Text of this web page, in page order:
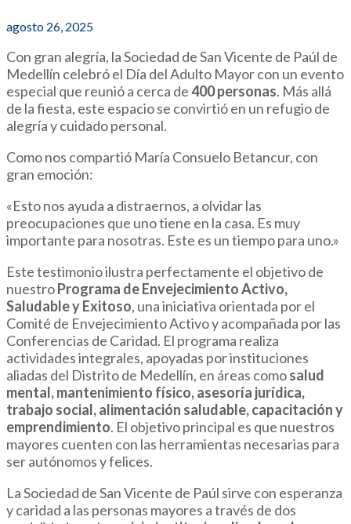
agosto 26, 2025
Con gran alegría, la Sociedad de San Vicente de Paúl de
Medellín celebró el Día del Adulto Mayor con un evento
especial que reunió a cerca de400 personas. Más allá
de la fiesta, este espacio se convirtió en un refugio de
alegría y cuidado personal.
Como nos compartió María Consuelo Betancur, con
gran emoción:
«Esto nos ayuda a distraernos, a olvidar las
preocupaciones que uno tiene en la casa. Es muy
importante para nosotras. Este es un tiempo para uno.»
Este testimonio ilustra perfectamente el objetivo de
nuestroPrograma de Envejecimiento Activo,
Saludable y Exitoso, una iniciativa orientada por el
Comité de Envejecimiento Activo y acompañada por las
Conferencias de Caridad. El programa realiza
actividades integrales, apoyadas por instituciones
aliadas del Distrito de Medellín, en áreas comosalud
mental, mantenimiento físico, asesoría jurídica,
trabajo social, alimentación saludable, capacitación y
emprendimiento. El objetivo principal es que nuestros
mayores cuenten con las herramientas necesarias para
ser autónomos y felices.
La Sociedad de San Vicente de Paúl sirve con esperanza
y caridad a las personas mayores a través de dos